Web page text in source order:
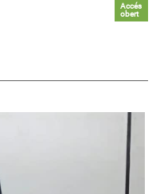
Accés
obert